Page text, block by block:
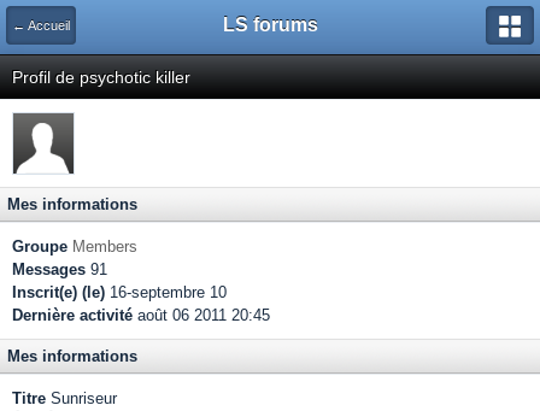
← Accueil LS forums
Profil de psychotic killer
Mes informations
Groupe Members
Messages 91
Inscrit(e) (le) 16-septembre 10
Dernière activité août 06 2011 20:45
Mes informations
Titre Sunriseur